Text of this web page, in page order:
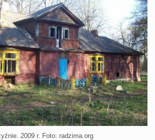
2009 r. Foto: radzima.org